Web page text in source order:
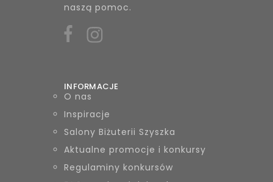
naszą pomoc.
INFORMACJE
O nas
Inspiracje
Salony Biżuterii Szyszka
Aktualne promocje i konkursy
Regulaminy konkursów